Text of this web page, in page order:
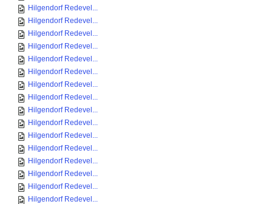
Hilgendorf Redevel...
Hilgendorf Redevel...
Hilgendorf Redevel...
Hilgendorf Redevel...
Hilgendorf Redevel...
Hilgendorf Redevel...
Hilgendorf Redevel...
Hilgendorf Redevel...
Hilgendorf Redevel...
Hilgendorf Redevel...
Hilgendorf Redevel...
Hilgendorf Redevel...
Hilgendorf Redevel...
Hilgendorf Redevel...
Hilgendorf Redevel...
Hilgendorf Redevel...